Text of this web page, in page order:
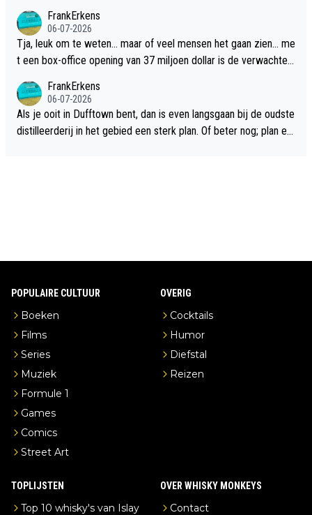
FrankErkens
06-07-2026
Tja, leuk om te weten... maar of veel mensen het gaan zien... me
t een box-office opening van 37 miljoen dollar is de verwachte
FrankErkens
06-07-2026
Als je ooit in Dufftown bent, dan is even langsgaan bij de oudste
distilleerderij in het gebied een sterk plan. Of beter nog; plan ee
POPULAIRE CULTUUR
Boeken
Films
Series
Muziek
Formule 1
Games
Comics
Street Art
OVERIG
Cocktails
Humor
Diefstal
Reizen
TOPLIJSTEN
Top 10 whisky's van Islay
OVER WHISKY MONKEYS
Contact